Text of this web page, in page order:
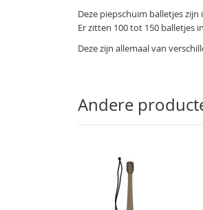
Deze piepschuim balletjes
Er zitten 100 tot 150 balletjes
Deze zijn allemaal van
Andere